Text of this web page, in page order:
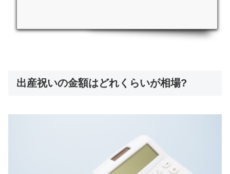
終更新日：2025年6月10日そもそも内祝いを直接渡さないのは失
出産祝いの金額はどれくらいが相場?